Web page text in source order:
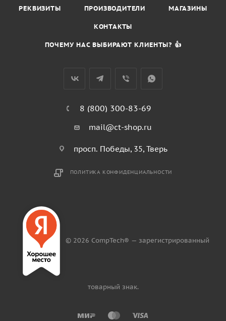
РЕКВИЗИТЫ ПРОИЗВОДИТЕЛИ МАГАЗИНЫ
КОНТАКТЫ
ПОЧЕМУ НАС ВЫБИРАЮТ КЛИЕНТЫ? 👍
8 (800) 300-83-69
mail@ct-shop.ru
просп. Победы, 35, Тверь
ПОЛИТИКА КОНФИДЕНЦИАЛЬНОСТИ
© 2026 CompTech® — зарегистрированный
товарный знак.